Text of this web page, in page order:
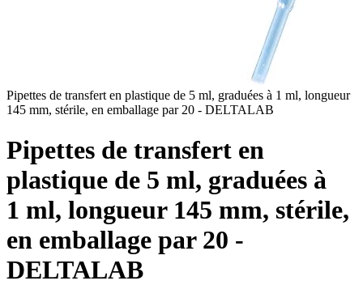
Pipettes de transfert en plastique de 5 ml, graduées à 1 ml, longueur
145 mm, stérile, en emballage par 20 - DELTALAB
Pipettes de transfert en
plastique de 5 ml, graduées à
1 ml, longueur 145 mm, stérile,
en emballage par 20 -
DELTALAB